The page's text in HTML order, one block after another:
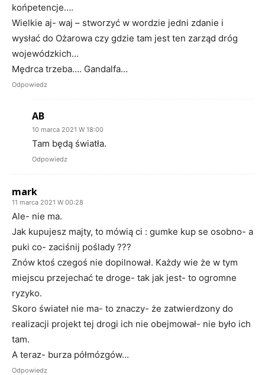
końpetencje….
Wielkie aj- waj – stworzyć w wordzie jedni zdanie i
wysłać do Ożarowa czy gdzie tam jest ten zarząd dróg
wojewódzkich…
Mędrca trzeba…. Gandalfa…
Odpowiedz
AB
10 marca 2021 W 18:00
Tam będą światła.
Odpowiedz
mark
11 marca 2021 W 00:28
Ale- nie ma.
Jak kupujesz majty, to mówią ci : gumke kup se osobno- a
puki co- zaciśnij poślady ???
Znów ktoś czegoś nie dopilnował. Każdy wie że w tym
miejscu przejechać te droge- tak jak jest- to ogromne
ryzyko.
Skoro świateł nie ma- to znaczy- że zatwierdzony do
realizacji projekt tej drogi ich nie obejmował- nie było ich
tam.
A teraz- burza półmózgów…
Odpowiedz